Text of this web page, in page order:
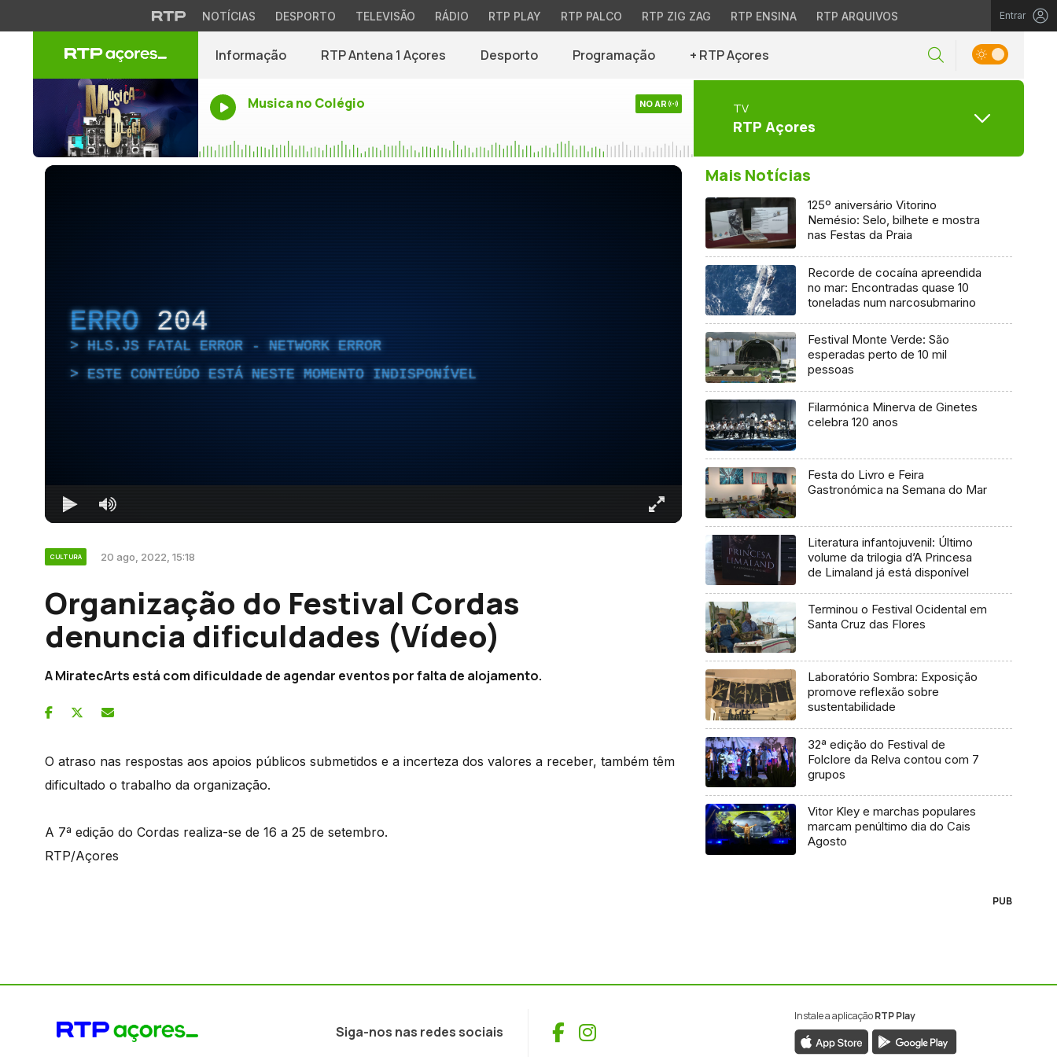
NOTÍCIAS DESPORTO TELEVISÃO RÁDIO RTP PLAY RTP PALCO RTP ZIG ZAG RTP ENSINA RTP ARQUIVOS Entrar
Informação RTP Antena 1 Açores Desporto Programação + RTP Açores
Musica no Colégio NO AR TV
RTP Açores
ERRO 204
HLS.JS FATAL ERROR - NETWORK ERROR
ESTE CONTEÚDO ESTÁ NESTE MOMENTO INDISPONÍVEL
CULTURA 20 ago, 2022, 15:18
Organização do Festival Cordas
denuncia dificuldades (Vídeo)
A MiratecArts está com dificuldade de agendar eventos por falta de alojamento.
O atraso nas respostas aos apoios públicos submetidos e a incerteza dos valores a receber, também têm
dificultado o trabalho da organização.
A 7ª edição do Cordas realiza-se de 16 a 25 de setembro.
RTP/Açores
Mais Notícias
125º aniversário Vitorino
Nemésio: Selo, bilhete e mostra
nas Festas da Praia
Recorde de cocaína apreendida
no mar: Encontradas quase 10
toneladas num narcosubmarino
Festival Monte Verde: São
esperadas perto de 10 mil
pessoas
Filarmónica Minerva de Ginetes
celebra 120 anos
Festa do Livro e Feira
Gastronómica na Semana do Mar
Literatura infantojuvenil: Último
volume da trilogia d’A Princesa
de Limaland já está disponível
Terminou o Festival Ocidental em
Santa Cruz das Flores
Laboratório Sombra: Exposição
promove reflexão sobre
sustentabilidade
32ª edição do Festival de
Folclore da Relva contou com 7
grupos
Vitor Kley e marchas populares
marcam penúltimo dia do Cais
Agosto
PUB
Siga-nos nas redes sociais Facebook
Instagram
Instale a aplicaçãoRTP Play